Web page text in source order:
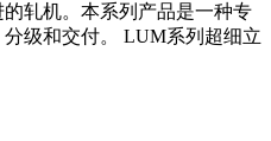
轧机。本系列产品是一种专
级和交付。 LUM系列超细立